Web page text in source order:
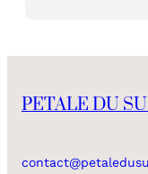
PETALE DU